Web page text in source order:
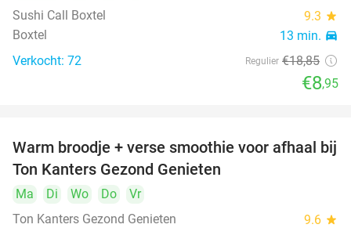
Sushi Call Boxtel
9.3 star
Boxtel 13 min. directions_car
Verkocht: 72 Regulier €18,85
€8,95
43%
Warm broodje + verse smoothie voor afhaal bij
Ton Kanters Gezond Genieten
Ma Di Wo Do
Vr
Ton Kanters Gezond Genieten
9.6 star